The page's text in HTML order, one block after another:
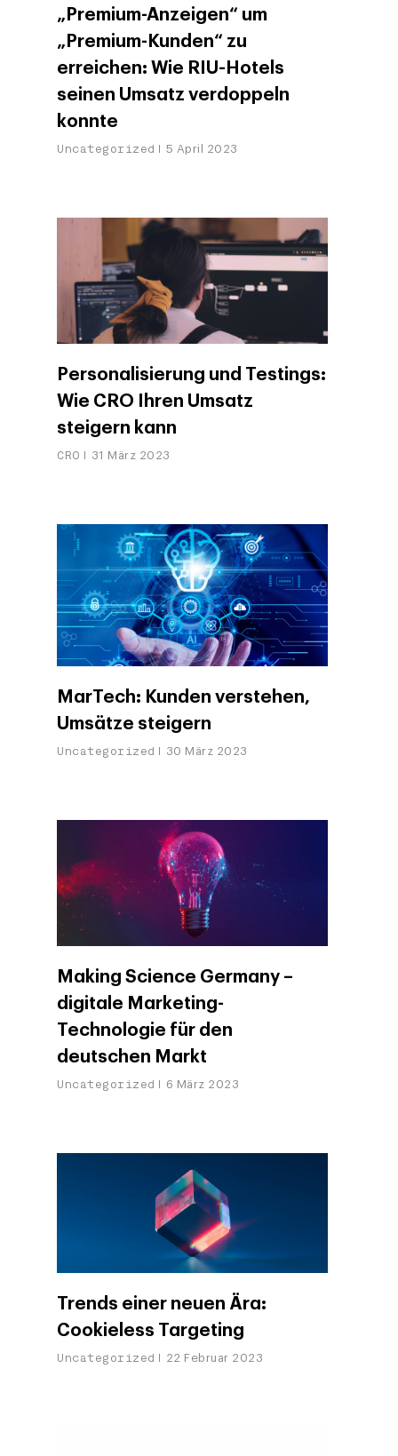
„Premium-Anzeigen“ um
„Premium-Kunden“ zu
erreichen: Wie RIU-Hotels
seinen Umsatz verdoppeln
konnte
Uncategorized 5 April 2023
Personalisierung und Testings:
Wie CRO Ihren Umsatz
steigern kann
CRO 31 März 2023
MarTech: Kunden verstehen,
Umsätze steigern
Uncategorized 30 März 2023
Making Science Germany –
digitale Marketing-
Technologie für den
deutschen Markt
Uncategorized 6 März 2023
Trends einer neuen Ära:
Cookieless Targeting
Uncategorized 22 Februar 2023